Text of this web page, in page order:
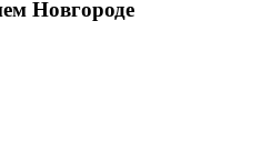
Новгороде